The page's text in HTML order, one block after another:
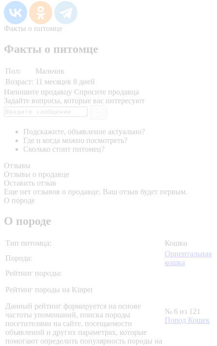
Факты о питомце
Факты о питомце
Пол:
Мальчик
Возраст: 11 месяцев 8 дней
Напишите продавцу Спросите продавца
Задайте вопросы, которые вас интересуют
Подскажите, объявление актуально?
Где и когда можно посмотреть?
Сколько стоит питомец?
Отзывы
Отзывы о продавце
Оставить отзыв
Еще нет отзывов о продавце. Ваш отзыв будет первым.
О породе
О породе
Тип питомца:
Кошки
Порода:
Ориентальная
кошка
Рейтинг породы:
Рейтинг породы на Kinpet
Данный рейтинг формируется на основе
частоты упоминаний, поиска породы
посетителями на сайте, посещаемости
объявлений и других параметрах, которые
помогают определить популярность породы на
№ 6 из 121
Пород Кошек